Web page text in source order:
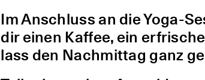
Im Anschluss an die Yoga-
dir einen Kaffee, ein
lass den Nachmittag ganz